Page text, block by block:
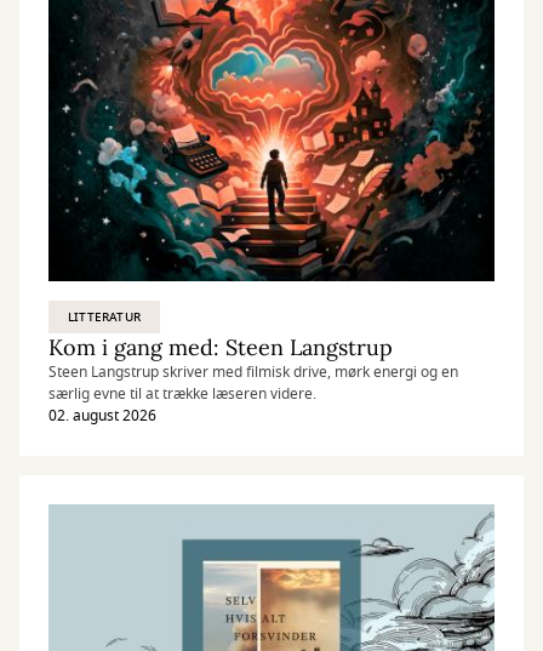
LITTERATUR
Kom i gang med: Steen Langstrup
Steen Langstrup skriver med filmisk drive, mørk energi og en
særlig evne til at trække læseren videre.
02. august 2026